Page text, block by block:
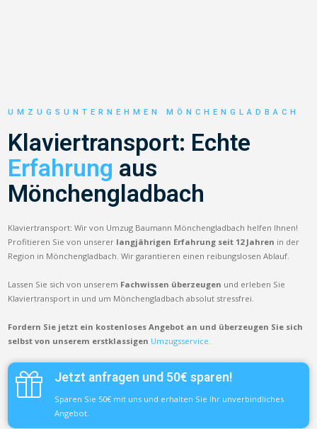
UMZUGSUNTERNEHMEN MÖNCHENGLADBACH
Klaviertransport: Echte
Erfahrung aus
Mönchengladbach
Klaviertransport: Wir von Umzug Baumann Mönchengladbach helfen Ihnen!
Profitieren Sie von unserer langjährigen Erfahrung seit 12 Jahren in der
Region in Mönchengladbach. Wir garantieren einen reibungslosen Ablauf.
Lassen Sie sich von unserem Fachwissen überzeugen und erleben Sie
Klaviertransport in und um Mönchengladbach absolut stressfrei.
Fordern Sie jetzt ein kostenloses Angebot an und überzeugen Sie sich
selbst von unserem erstklassigen Umzugsservice.
Jetzt anfragen und 50€ sparen!
Sparen Sie 50€ mit uns und erhalten Sie Ihr unverbindliches
Angebot.